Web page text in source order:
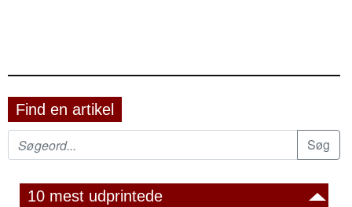
Find en artikel
10 mest udprintede